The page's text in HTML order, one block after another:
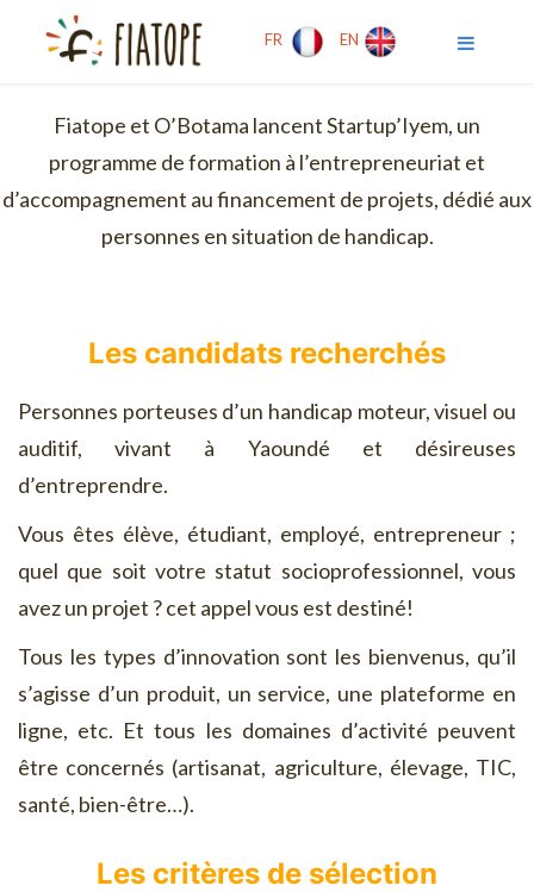
FR EN
Fiatope et O’Botama lancent Startup’Iyem, un
programme de formation à l’entrepreneuriat et
d’accompagnement au financement de projets, dédié aux
personnes en situation de handicap.
Les candidats recherchés
Personnes porteuses d’un handicap moteur, visuel ou
auditif, vivant à Yaoundé et désireuses
d’entreprendre.
Vous êtes élève, étudiant, employé, entrepreneur ;
quel que soit votre statut socioprofessionnel, vous
avez un projet ? cet appel vous est destiné!
Tous les types d’innovation sont les bienvenus, qu’il
s’agisse d’un produit, un service, une plateforme en
ligne, etc. Et tous les domaines d’activité peuvent
être concernés (artisanat, agriculture, élevage, TIC,
santé, bien-être…).
Les critères de sélection